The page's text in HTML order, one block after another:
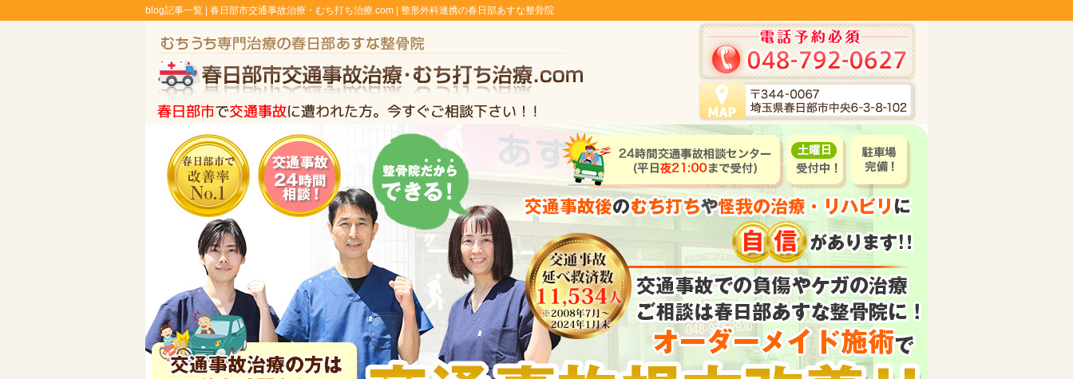
blog記事一覧 | 春日部市交通事故治療・むち打ち治療.com | 整形外科連携の春日部あすな整骨院